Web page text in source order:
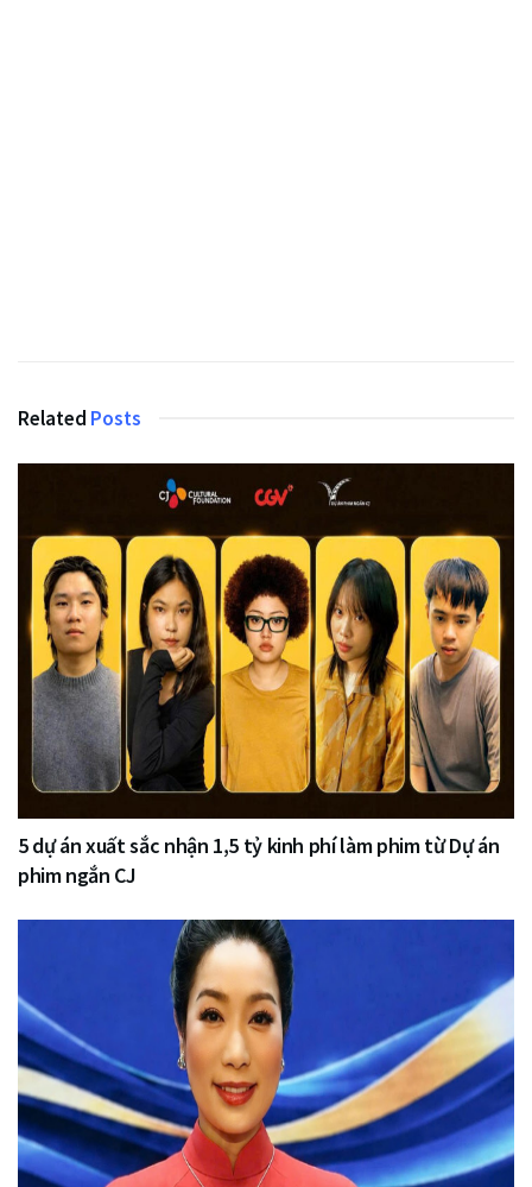
Related Posts
5 dự án xuất sắc nhận 1,5 tỷ kinh phí làm phim từ Dự án
phim ngắn CJ